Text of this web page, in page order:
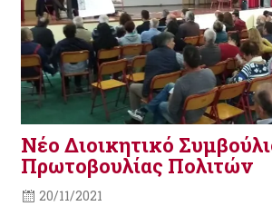
Νέο Διοικητικό
Πρωτοβουλίας Πολιτών
20/11/2021